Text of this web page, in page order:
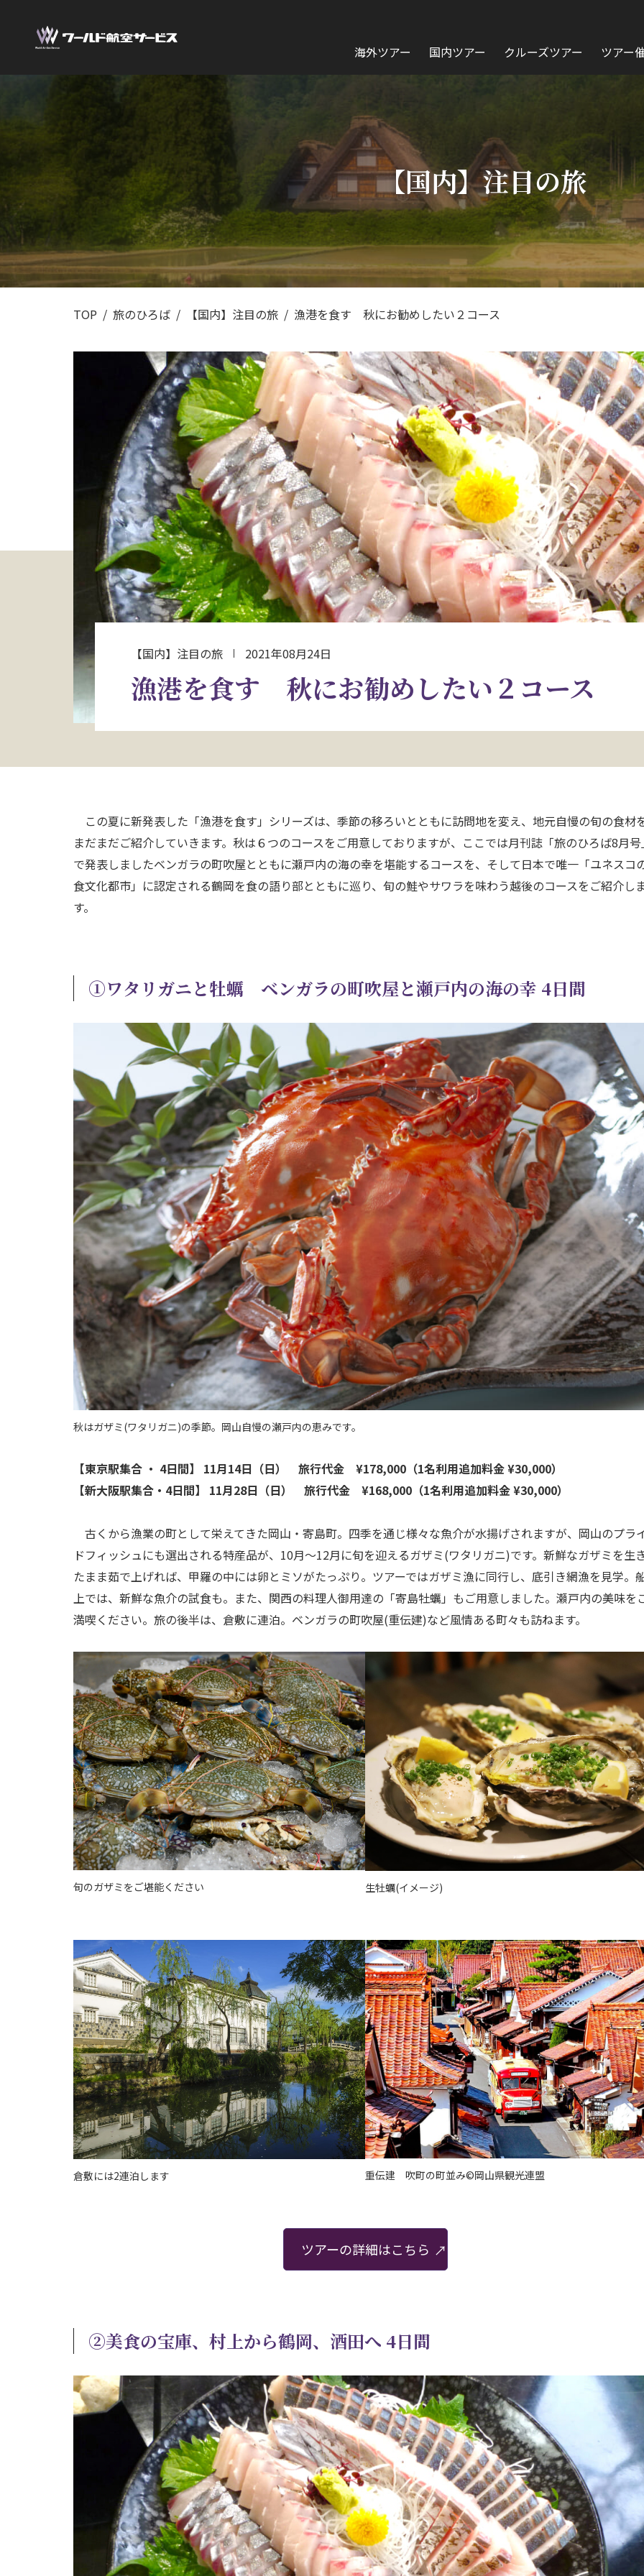
海外ツアー 国内ツアー クルーズツアー ツアー
【国内】注目の旅
TOP 旅のひろば 【国内】注目の旅 漁港を食す 秋にお勧めしたい２コース
【国内】注目の旅 2021年08月24日
漁港を食す 秋にお勧めしたい２コース
この夏に新発表した「漁港を食す」シリーズは、季節の移ろいとともに訪問地を変え、地元自慢の旬の食材
まだまだご紹介していきます。秋は６つのコースをご用意しておりますが、ここでは月刊誌「旅のひろば8月
で発表しましたベンガラの町吹屋とともに瀬戸内の海の幸を堪能するコースを、そして日本で唯一「ユネスコ
食文化都市」に認定される鶴岡を食の語り部とともに巡り、旬の鮭やサワラを味わう越後のコースをご紹介し
す。
①ワタリガニと牡蠣 ベンガラの町吹屋と瀬戸内の海の幸 4日間
秋はガザミ(ワタリガニ)の季節。岡山自慢の瀬戸内の恵みです。
【東京駅集合 ・ 4日間】 11月14日（日） 旅行代金 ¥178,000（1名利用追加料金 ¥30,000）
【新大阪駅集合・4日間】 11月28日（日） 旅行代金 ¥168,000（1名利用追加料金 ¥30,000）
古くから漁業の町として栄えてきた岡山・寄島町。四季を通じ様々な魚介が水揚げされますが、岡山のプラ
ドフィッシュにも選出される特産品が、10月～12月に旬を迎えるガザミ(ワタリガニ)です。新鮮なガザミを生
たまま茹で上げれば、甲羅の中には卵とミソがたっぷり。ツアーではガザミ漁に同行し、底引き網漁を見学。
上では、新鮮な魚介の試食も。また、関西の料理人御用達の「寄島牡蠣」もご用意しました。瀬戸内の美味を
満喫ください。旅の後半は、倉敷に連泊。ベンガラの町吹屋(重伝建)など風情ある町々も訪ねます。
旬のガザミをご堪能ください 生牡蠣(イメージ)
倉敷には2連泊します 重伝建 吹町の町並み©岡山県観光連盟
ツアーの詳細はこちら
②美食の宝庫、村上から鶴岡、酒田へ 4日間